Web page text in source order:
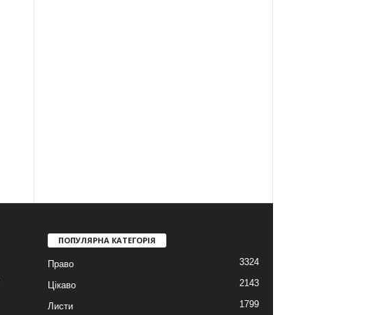
ПОПУЛЯРНА КАТЕГОРІЯ
Право 3324
Цікаво 2143
Листи 1799